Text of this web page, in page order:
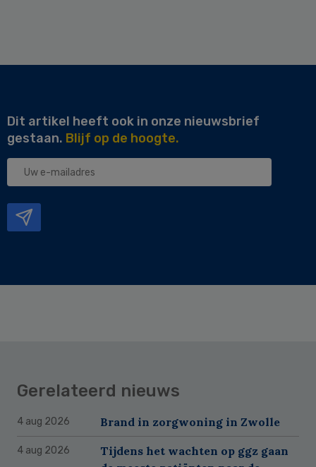
Dit artikel heeft ook in onze nieuwsbrief
gestaan. Blijf op de hoogte.
Uw
Gerelateerd nieuws
4 aug 2026 Brand in zorgwoning in Zwolle
4 aug 2026
Tijdens het wachten op ggz gaan